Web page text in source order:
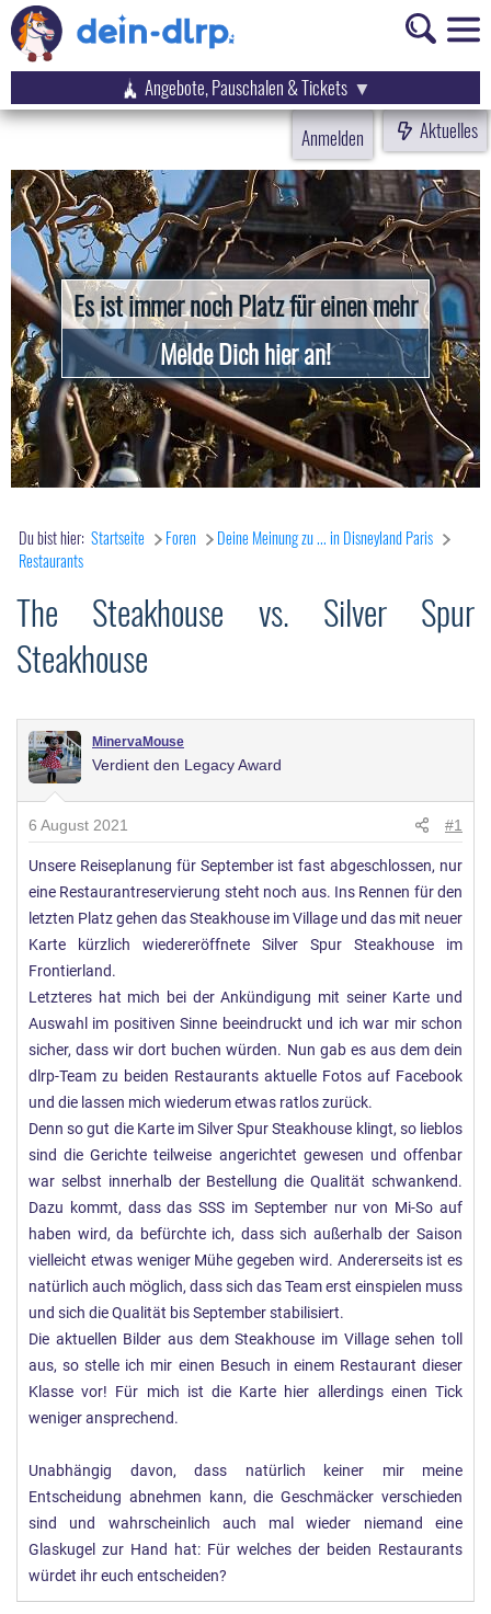
Angebote, Pauschalen & Tickets
Anmelden
Aktuelles
Es ist immer noch Platz für einen mehr
Melde Dich hier an!
Du bist hier: Startseite Foren
Deine Meinung zu ... in Disneyland Paris
Restaurants
The Steakhouse vs. Silver Spur
Steakhouse
MinervaMouse
Verdient den Legacy Award
6 August 2021 #1
Unsere Reiseplanung für September ist fast abgeschlossen, nur
eine Restaurantreservierung steht noch aus. Ins Rennen für den
letzten Platz gehen das Steakhouse im Village und das mit neuer
Karte kürzlich wiedereröffnete Silver Spur Steakhouse im
Frontierland.
Letzteres hat mich bei der Ankündigung mit seiner Karte und
Auswahl im positiven Sinne beeindruckt und ich war mir schon
sicher, dass wir dort buchen würden. Nun gab es aus dem dein
dlrp-Team zu beiden Restaurants aktuelle Fotos auf Facebook
und die lassen mich wiederum etwas ratlos zurück.
Denn so gut die Karte im Silver Spur Steakhouse klingt, so lieblos
sind die Gerichte teilweise angerichtet gewesen und offenbar
war selbst innerhalb der Bestellung die Qualität schwankend.
Dazu kommt, dass das SSS im September nur von Mi-So auf
haben wird, da befürchte ich, dass sich außerhalb der Saison
vielleicht etwas weniger Mühe gegeben wird. Andererseits ist es
natürlich auch möglich, dass sich das Team erst einspielen muss
und sich die Qualität bis September stabilisiert.
Die aktuellen Bilder aus dem Steakhouse im Village sehen toll
aus, so stelle ich mir einen Besuch in einem Restaurant dieser
Klasse vor! Für mich ist die Karte hier allerdings einen Tick
weniger ansprechend.
Unabhängig davon, dass natürlich keiner mir meine
Entscheidung abnehmen kann, die Geschmäcker verschieden
sind und wahrscheinlich auch mal wieder niemand eine
Glaskugel zur Hand hat: Für welches der beiden Restaurants
würdet ihr euch entscheiden?